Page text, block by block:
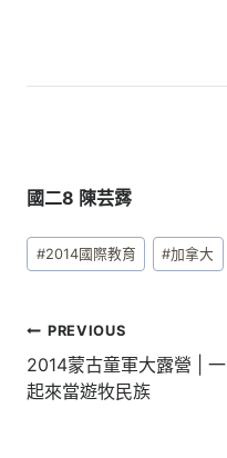
國二8 陳芸霠
Post
Tags:
#2014國際教育 #加拿大
文
章
導
PREVIOUS
2014蒙古童軍大露營 | 一
起來當遊牧民族